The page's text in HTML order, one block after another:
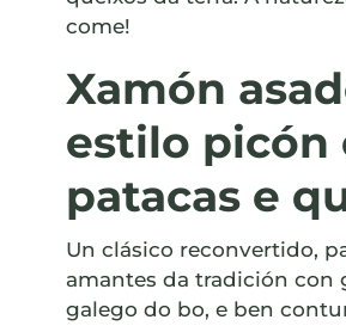
come!
Xamón
estilo picón
patacas e
Un clásico reconvertido,
amantes da tradición con
galego do bo, e ben